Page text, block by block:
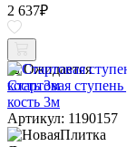
2 637₽
Ожидается
Стартовая
кость 3м
Артикул: 1190157